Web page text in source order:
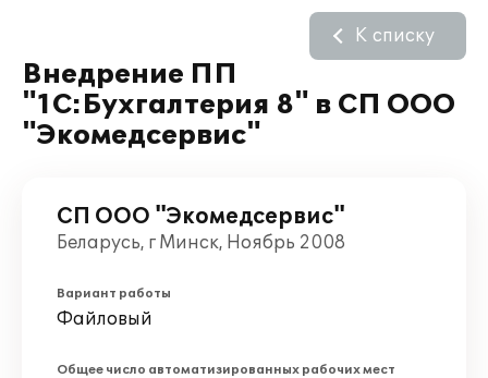
Внедрение ПП
"1С:Бухгалтерия 8" в СП ООО
"Экомедсервис"
К списку
СП ООО "Экомедсервис"
Беларусь, г Минск, Ноябрь 2008
Вариант работы
Файловый
Общее число автоматизированных рабочих мест